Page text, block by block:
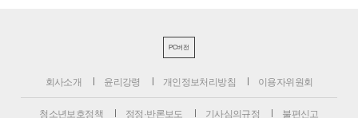
PC버전
회사소개 윤리강령 개인정보처리방침 이용자위원회
청소년보호정책 정정·반론보도 기사심의규정 불편신고